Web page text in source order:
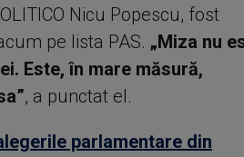
Nicu Popescu, fost
pe lista PAS. „Miza nu
Este, în mare măsură,
, a punctat el.
parlamentare din